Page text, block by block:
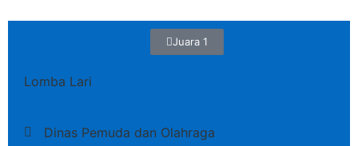
Juara 1
Lomba Lari
Dinas Pemuda dan Olahraga